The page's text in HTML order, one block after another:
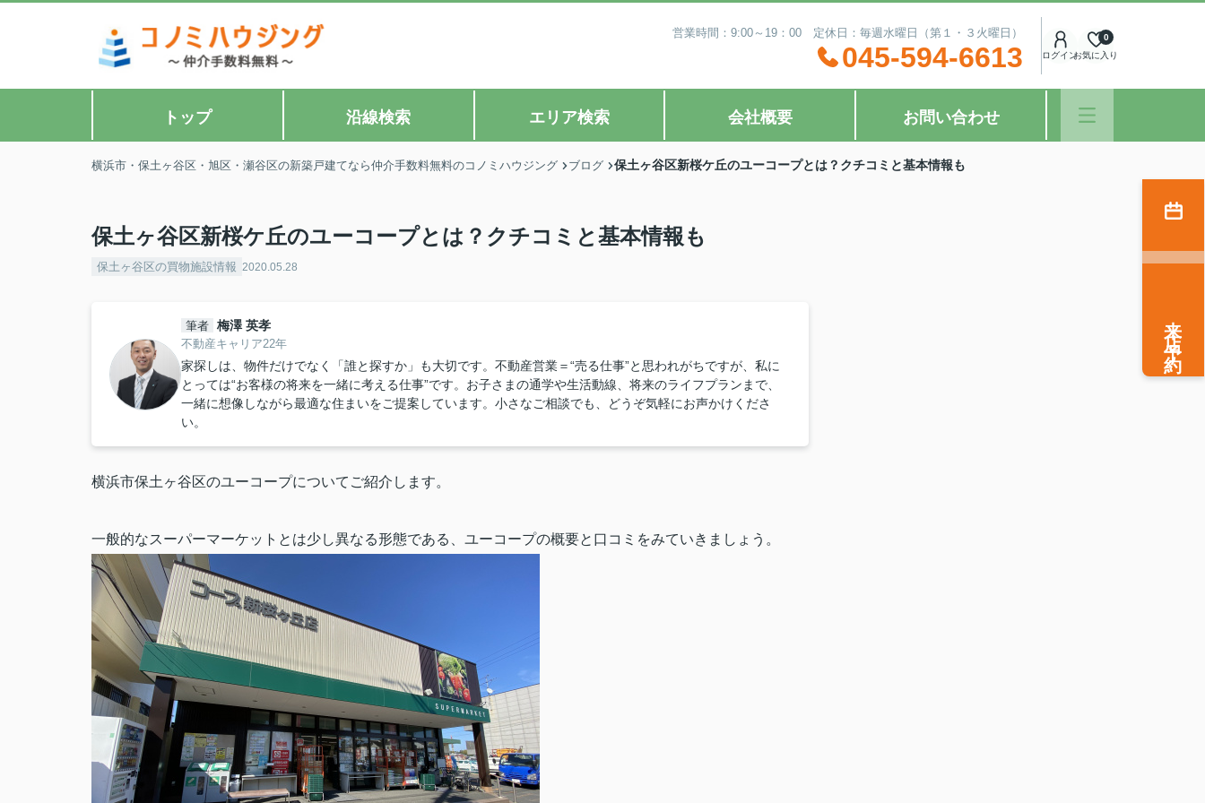
営業時間：9:00～19：00 定休日：毎週水曜日（第１・３火曜日）
045-594-6613 ログインお気に入り
0
トップ 沿線検索 エリア検索 会社概要 お問い合わせ
横浜市・保土ヶ谷区・旭区・瀬谷区の新築戸建てなら仲介手数料無料のコノミハウジング ブログ 保土ヶ谷区新桜ケ丘のユーコープとは？クチコミと基本情報も
保土ヶ谷区新桜ケ丘のユーコープとは？クチコミと基本情報も
保土ヶ谷区の買物施設情報 2020.05.28
筆者 梅澤 英孝
不動産キャリア22年
家探しは、物件だけでなく「誰と探すか」も大切です。不動産営業＝“売る仕事”と思われがちですが、私に
とっては“お客様の将来を一緒に考える仕事”です。お子さまの通学や生活動線、将来のライフプランまで、
一緒に想像しながら最適な住まいをご提案しています。小さなご相談でも、どうぞ気軽にお声かけくださ
い。
横浜市保土ヶ谷区のユーコープについてご紹介します。
一般的なスーパーマーケットとは少し異なる形態である、ユーコープの概要と口コミをみていきましょう。
来店予約